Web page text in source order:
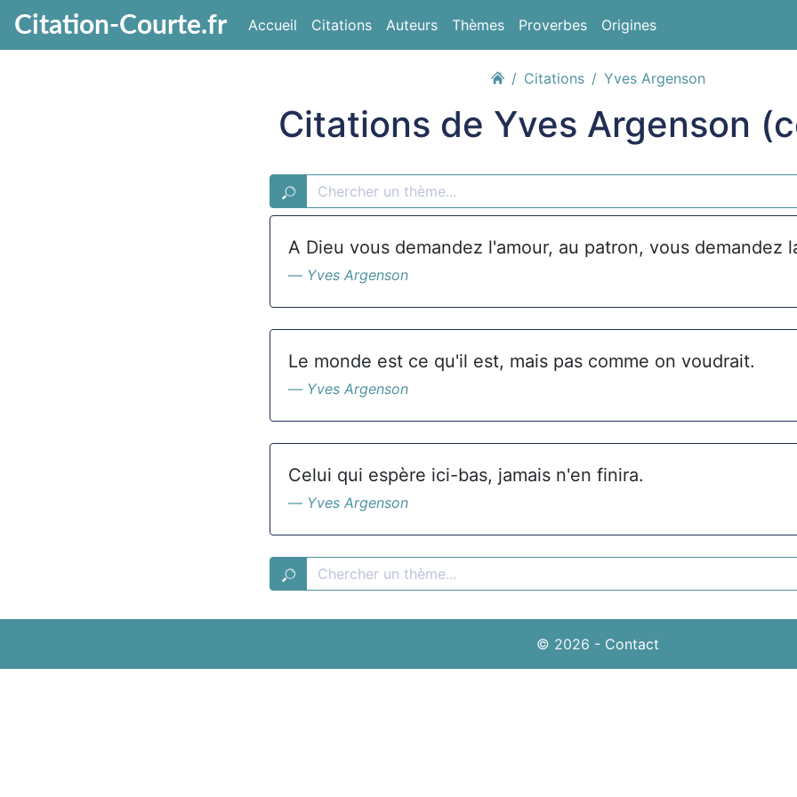
Citation-Courte.fr Accueil Citations Auteurs Thèmes Proverbes Origines
Citations Yves Argenson
Citations de Yves Argenson
A Dieu vous demandez l'amour, au patron, vous demandez
Yves Argenson
Le monde est ce qu'il est, mais pas comme on voudrait.
Yves Argenson
Celui qui espère ici-bas, jamais n'en finira.
Yves Argenson
© 2026 - Contact